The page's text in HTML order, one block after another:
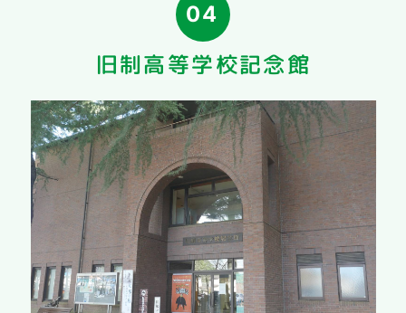
04
旧制高等学校記念館